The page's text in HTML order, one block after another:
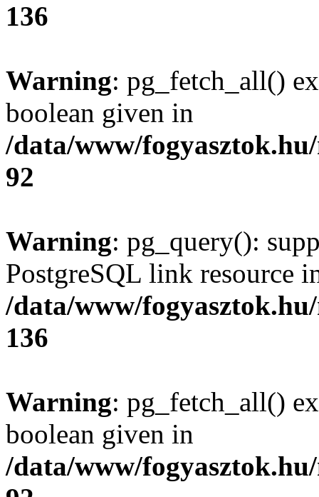
136
Warning: pg_fetch_all()
boolean given in
/data/www/
92
Warning: pg_query():
PostgreSQL link resource
/data/www/
136
Warning: pg_fetch_all()
boolean given in
/data/www/